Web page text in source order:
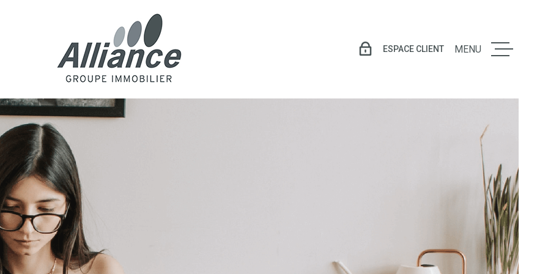
VENTE
GESTION
MENU
ESPACE CLIENT